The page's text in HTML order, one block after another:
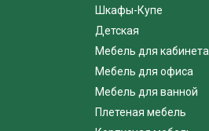
Шкафы-Купе
Детская
Мебель для кабинета
Мебель для офиса
Мебель для ванной
Плетеная мебель